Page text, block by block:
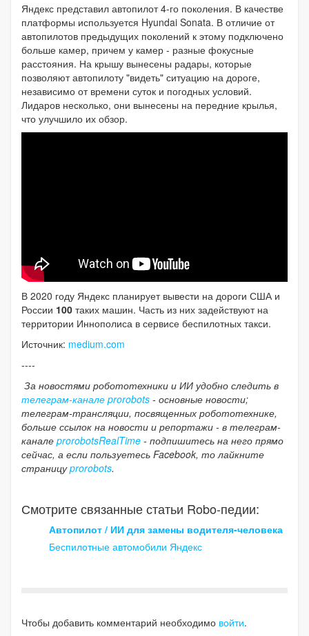
Яндекс представил автопилот 4-го поколения. В качестве
платформы используется Hyundai Sonata. В отличие от
автопилотов предыдущих поколений к этому подключено
больше камер, причем у камер - разные фокусные
расстояния. На крышу вынесены радары, которые
позволяют автопилоту "видеть" ситуацию на дороге,
независимо от времени суток и погодных условий.
Лидаров несколько, они вынесены на передние крылья,
что улучшило их обзор.
В 2020 году Яндекс планирует вывести на дороги США и
России 100 таких машин. Часть из них задействуют на
территории Иннополиса в сервисе беспилотных такси.
Источник: medium.com
----
За новостями робототехники и ИИ удобно следить в
телеграм-канале prorobots - основные новости;
телеграм-трансляции, посвященных робототехнике,
больше ссылок на новости и репортажи - в телеграм-
канале prorobotsRealTime - подпишитесь на него прямо
сейчас, а если пользуетесь Facebook, то лайкните
страницуprorobots.
Смотрите связанные статьи Robo-педии:
Автопилот / ИИ для замены водителя-человека
Беспилотные автомобили Яндекс
Чтобы добавить комментарий необходимо войти.